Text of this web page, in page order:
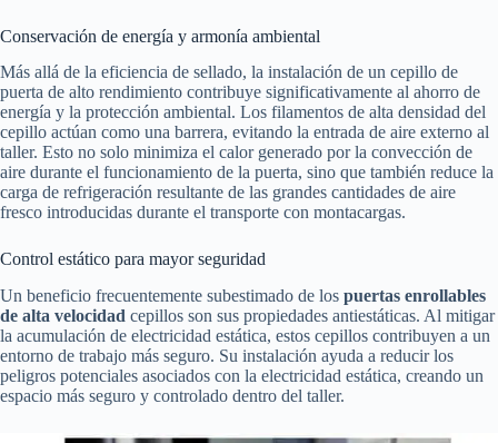
Conservación de energía y armonía ambiental
Más allá de la eficiencia de sellado, la instalación de un cepillo de
puerta de alto rendimiento contribuye significativamente al ahorro de
energía y la protección ambiental. Los filamentos de alta densidad del
cepillo actúan como una barrera, evitando la entrada de aire externo al
taller. Esto no solo minimiza el calor generado por la convección de
aire durante el funcionamiento de la puerta, sino que también reduce la
carga de refrigeración resultante de las grandes cantidades de aire
fresco introducidas durante el transporte con montacargas.
Control estático para mayor seguridad
Un beneficio frecuentemente subestimado de los puertas enrollables
de alta velocidad cepillos son sus propiedades antiestáticas. Al mitigar
la acumulación de electricidad estática, estos cepillos contribuyen a un
entorno de trabajo más seguro. Su instalación ayuda a reducir los
peligros potenciales asociados con la electricidad estática, creando un
espacio más seguro y controlado dentro del taller.